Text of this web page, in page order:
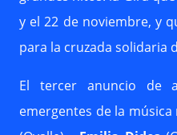
y el 22 de noviembre, y
para la cruzada solidaria
El tercer anuncio de
emergentes de la